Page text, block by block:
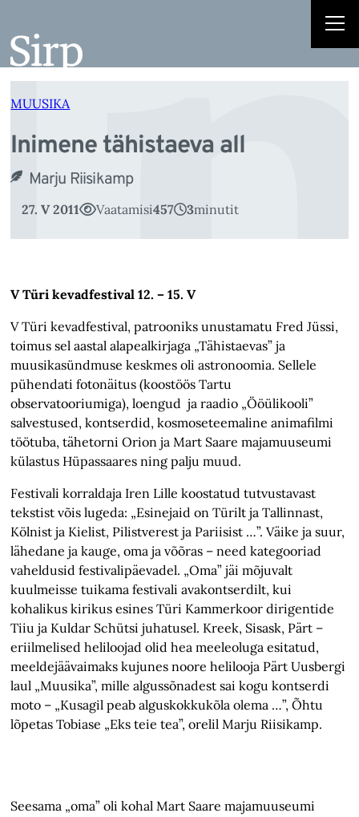
juurde
MUUSIKA
Inimene tähistaeva all
Marju Riisikamp
27. V 2011 Vaatamisi457 3minutit
V Türi kevadfestival 12. – 15. V
V Türi kevadfestival, patrooniks unustamatu Fred Jüssi,
toimus sel aastal alapealkirjaga „Tähistaevas” ja
muusikasündmuse keskmes oli astronoomia. Sellele
pühendati fotonäitus (koostöös Tartu
observatooriumiga), loengud ja raadio „Ööülikooli”
salvestused, kontserdid, kosmoseteemaline animafilmi
töötuba, tähetorni Orion ja Mart Saare majamuuseumi
külastus Hüpassaares ning palju muud.
Festivali korraldaja Iren Lille koostatud tutvustavast
tekstist võis lugeda: „Esinejaid on Türilt ja Tallinnast,
Kölnist ja Kielist, Pilistverest ja Pariisist …”. Väike ja suur,
lähedane ja kauge, oma ja võõras – need kategooriad
vaheldusid festivalipäevadel. „Oma” jäi mõjuvalt
kuulmeisse tuikama festivali avakontserdilt, kui
kohalikus kirikus esines Türi Kammerkoor dirigentide
Tiiu ja Kuldar Schütsi juhatusel. Kreek, Sisask, Pärt –
eriilmelised heliloojad olid hea meeleoluga esitatud,
meeldejäävaimaks kujunes noore helilooja Pärt Uusbergi
laul „Muusika”, mille algussõnadest sai kogu kontserdi
moto – „Kusagil peab alguskokkukõla olema …”, Õhtu
lõpetas Tobiase „Eks teie tea”, orelil Marju Riisikamp.
Seesama „oma” oli kohal Mart Saare majamuuseumi